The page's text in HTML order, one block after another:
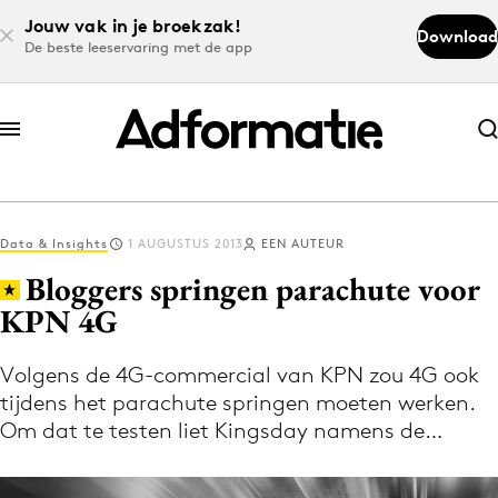
Jouw vak in je broekzak!
De beste leeservaring met de app
Download
Abonneer nu
Abonneer nu
Log in
Volg het laatste nieuws via de Adformatie
Nieuws app
Data & Insights 1 AUGUSTUS 2013 EEN AUTEUR
Bloggers springen parachute voor
KPN 4G
Volgens de 4G-commercial van KPN zou 4G ook
tijdens het parachute springen moeten werken.
Om dat te testen liet Kingsday namens de…